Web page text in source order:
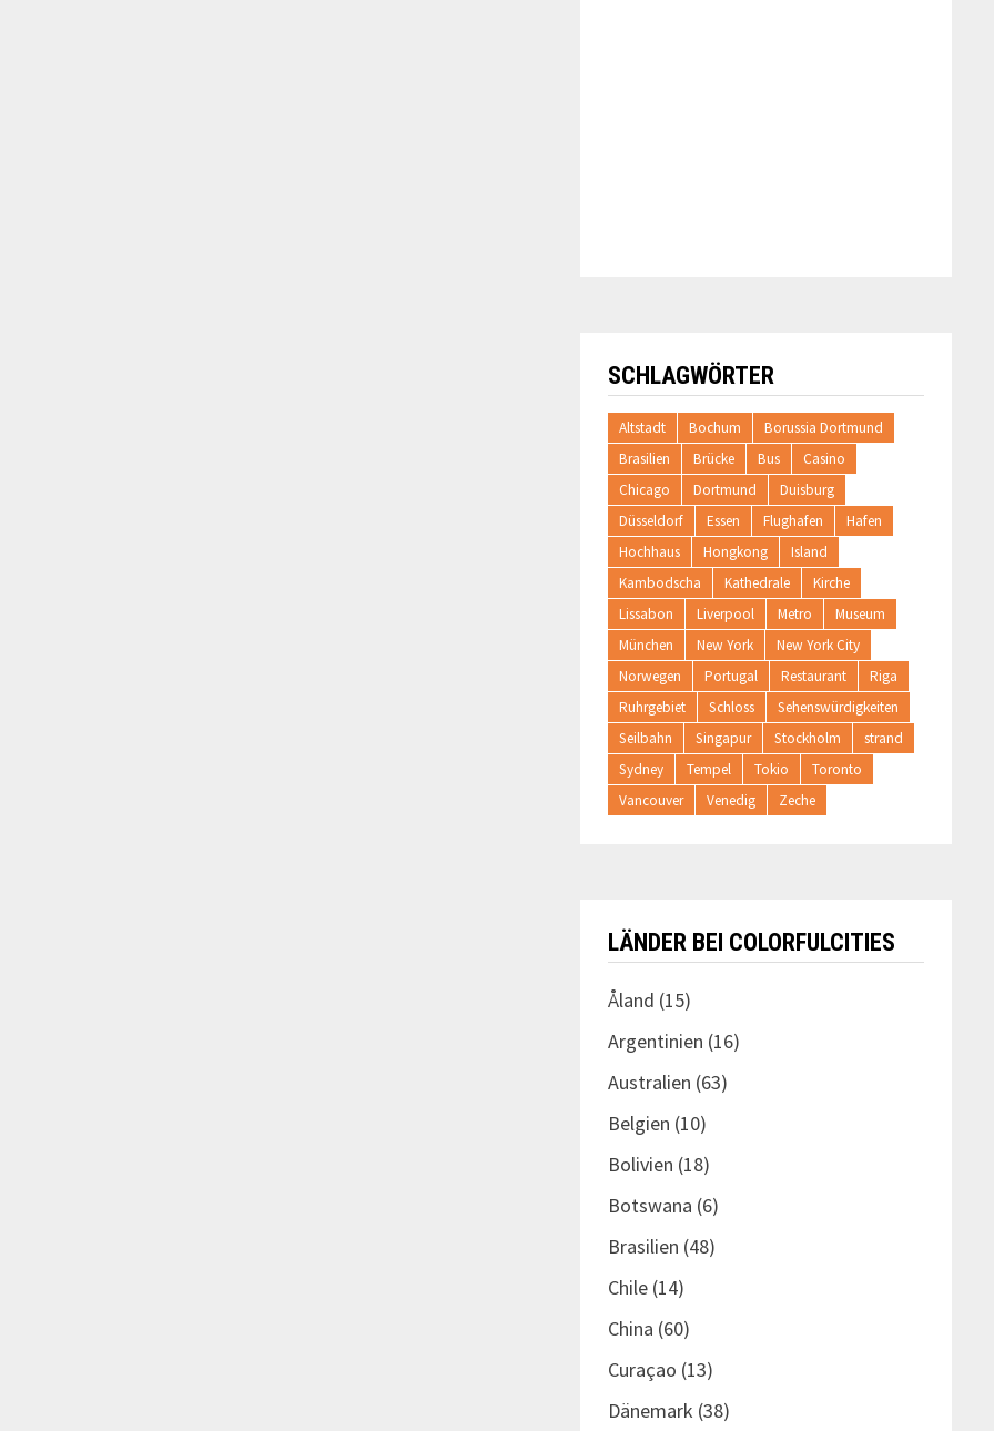
SCHLAGWÖRTER
Altstadt Bochum
Borussia Dortmund
Brasilien
Brücke Bus
Casino
Chicago
Dortmund
Duisburg
Düsseldorf
Essen Flughafen
Hafen
Hochhaus
Hongkong
Island
Kambodscha
Kathedrale
Kirche
Lissabon
Liverpool Metro
Museum
München
New York
New York City
Norwegen
Portugal Restaurant
Riga
Ruhrgebiet
Schloss
Sehenswürdigkeiten
Seilbahn
Singapur Stockholm
strand
Sydney
Tempel Tokio
Toronto
Vancouver
Venedig Zeche
LÄNDER BEI COLORFULCITIES
Åland (15)
Argentinien (16)
Australien (63)
Belgien (10)
Bolivien (18)
Botswana (6)
Brasilien (48)
Chile(14)
China (60)
Curaçao (13)
Dänemark (38)